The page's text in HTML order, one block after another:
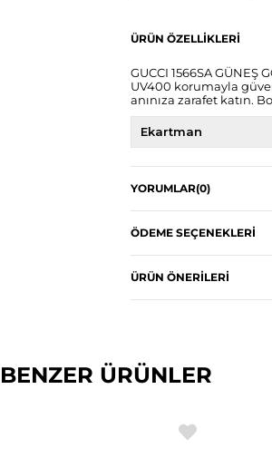
ÜRÜN ÖZELLIKLERI
GUCCI 1566SA GÜNEŞ
UV400 korumayla
anınıza zarafet katın.
Ekartman
YORUMLAR(0)
ÖDEME SEÇENEKLERI
ÜRÜN ÖNERILERI
BENZER ÜRÜNLER